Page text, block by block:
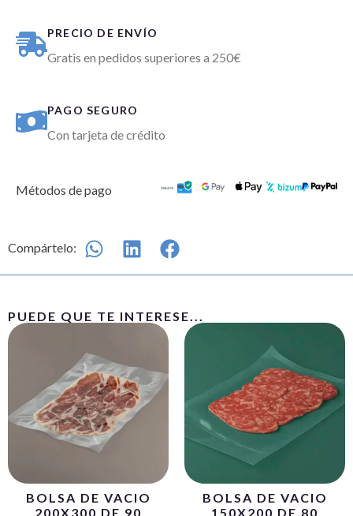
PRECIO DE ENVÍO
Gratis en pedidos superiores a 250€
PAGO SEGURO
Con tarjeta de crédito
Métodos de pago
Compártelo:
PUEDE QUE TE INTERESE...
BOLSA DE VACIO
200X300 DE 90
BOLSA DE VACIO
150X200 DE 80